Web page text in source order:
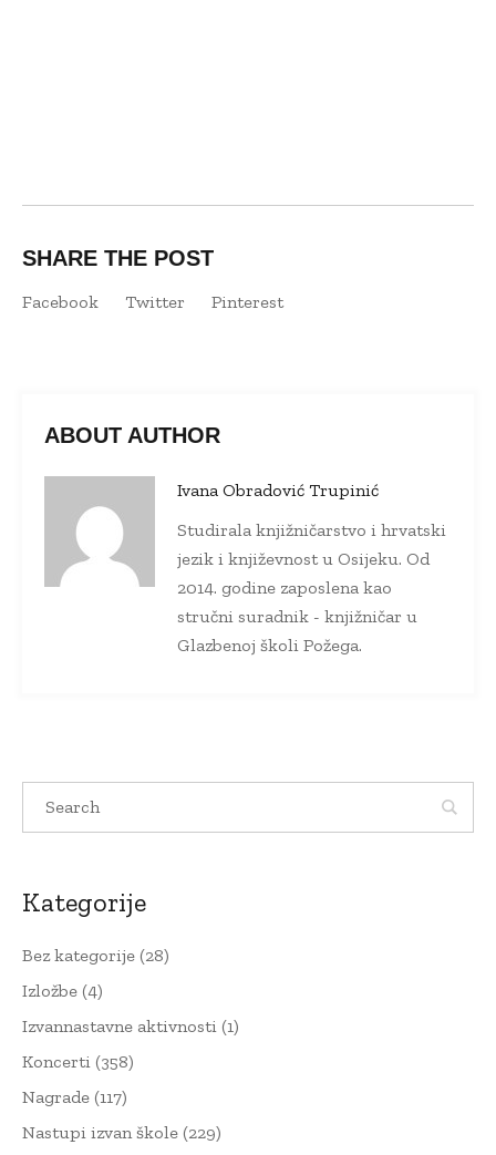
SHARE THE POST
Facebook Twitter Pinterest
ABOUT AUTHOR
Ivana Obradović Trupinić
Studirala knjižničarstvo i hrvatski
jezik i književnost u Osijeku. Od
2014. godine zaposlena kao
stručni suradnik - knjižničar u
Glazbenoj školi Požega.
Kategorije
Bez kategorije (28)
Izložbe (4)
Izvannastavne aktivnosti (1)
Koncerti (358)
Nagrade (117)
Nastupi izvan škole (229)